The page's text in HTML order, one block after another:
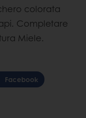
colorata
Completare
Miele.
Facebook